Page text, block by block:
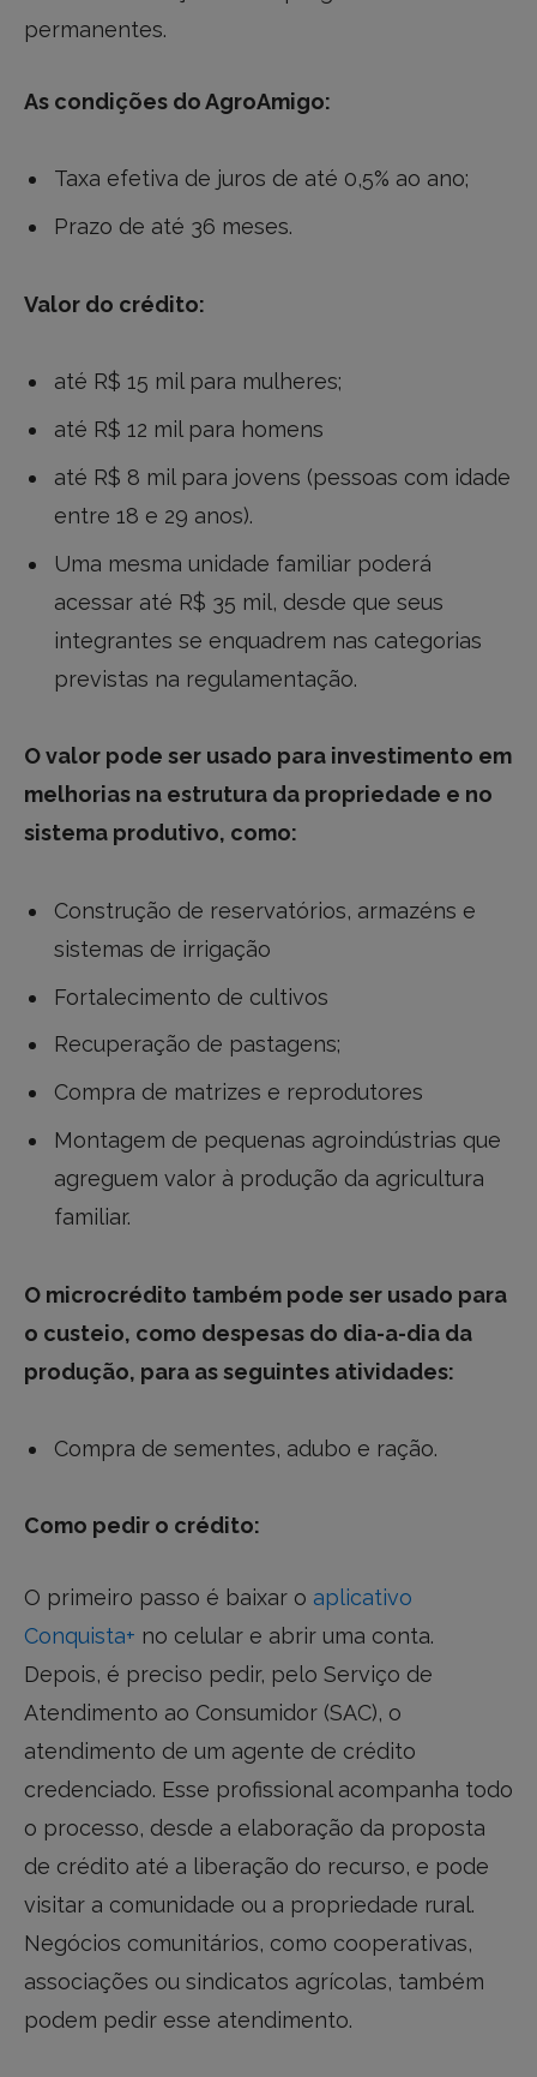
permanentes.
As condições do AgroAmigo:
Taxa efetiva de juros de até 0,5% ao ano;
Prazo de até 36 meses.
Valor do crédito:
até R$ 15 mil para mulheres;
até R$ 12 mil para homens
até R$ 8 mil para jovens (pessoas com idade
entre 18 e 29 anos).
Uma mesma unidade familiar poderá
acessar até R$ 35 mil, desde que seus
integrantes se enquadrem nas categorias
previstas na regulamentação.
O valor pode ser usado para investimento em
melhorias na estrutura da propriedade e no
sistema produtivo, como:
Construção de reservatórios, armazéns e
sistemas de irrigação
Fortalecimento de cultivos
Recuperação de pastagens;
Compra de matrizes e reprodutores
Montagem de pequenas agroindústrias que
agreguem valor à produção da agricultura
familiar.
O microcrédito também pode ser usado para
o custeio, como despesas do dia-a-dia da
produção, para as seguintes atividades:
Compra de sementes, adubo e ração.
Como pedir o crédito:
O primeiro passo é baixar o aplicativo
Conquista+ no celular e abrir uma conta.
Depois, é preciso pedir, pelo Serviço de
Atendimento ao Consumidor (SAC), o
atendimento de um agente de crédito
credenciado. Esse profissional acompanha todo
o processo, desde a elaboração da proposta
de crédito até a liberação do recurso, e pode
visitar a comunidade ou a propriedade rural.
Negócios comunitários, como cooperativas,
associações ou sindicatos agrícolas, também
podem pedir esse atendimento.